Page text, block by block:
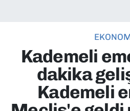
Kademeli
dakika
Kademeli
EKONOMİ
KÜLTÜR SANAT
Süper Lig Puan
Tüm Manşetler
Son Dakika Haberleri